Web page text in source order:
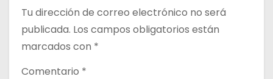
t
r
a
Tu dirección de correo electrónico no será
publicada. Los campos obligatorios están
marcados con *
Comentario *